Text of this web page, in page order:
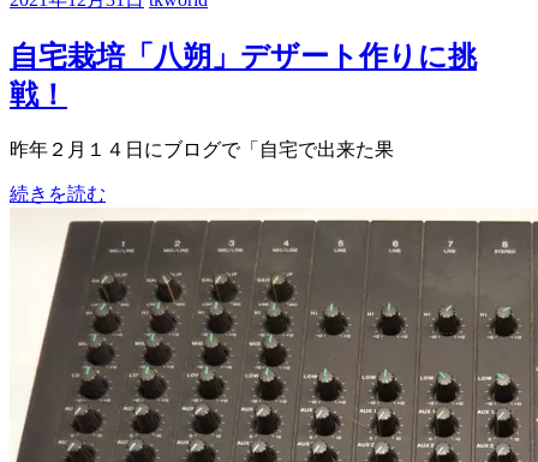
自宅栽培「八朔」デザート作りに挑
戦！
昨年２月１４日にブログで「自宅で出来た果
続きを読む